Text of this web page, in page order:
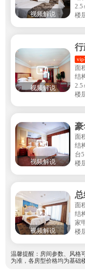
视频解说
2.5
楼
视频解说
vip
面
结
2.5
楼
视频解说
面
结
台
楼
视频解说
面
结
家
楼
温馨提醒：房间参数、风格
为准，各房型价格均为基础